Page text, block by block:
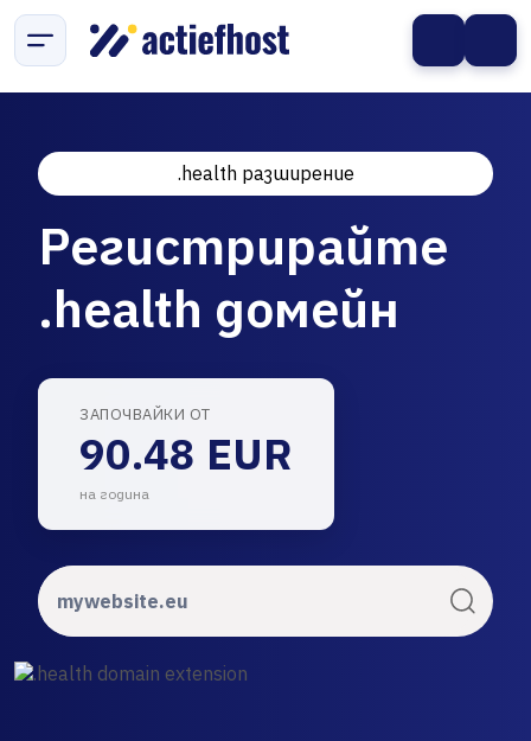
.health разширение
Регистрирайте
.health домейн
ЗАПОЧВАЙКИ ОТ
90.48 EUR
на година